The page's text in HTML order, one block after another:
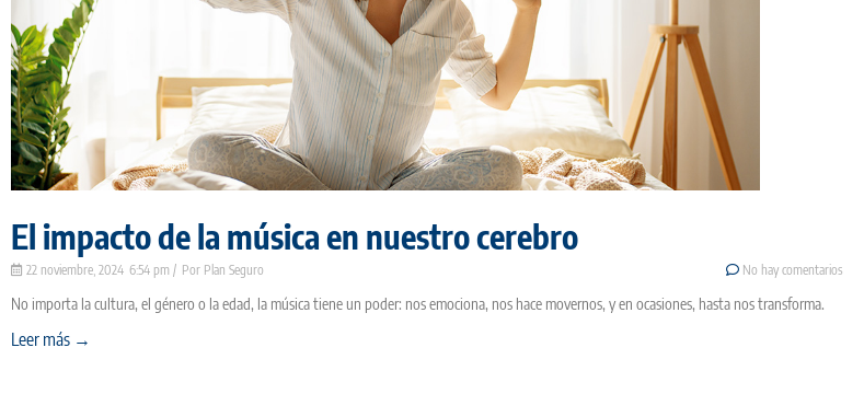
El impacto de la música en nuestro cerebro
Plan Seguro
22 noviembre, 2024 6:54 pm No hay comentarios
No importa la cultura, el género o la edad, la música tiene un poder: nos emociona, nos hace movernos, y en ocasiones, hasta nos transforma.
Leer más →